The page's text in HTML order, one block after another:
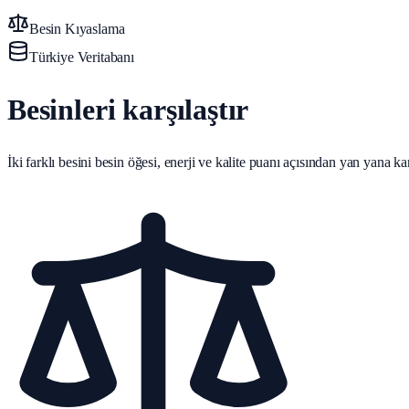
Besin Kıyaslama
Türkiye Veritabanı
Besinleri karşılaştır
İki farklı besini besin öğesi, enerji ve kalite puanı açısından yan yana